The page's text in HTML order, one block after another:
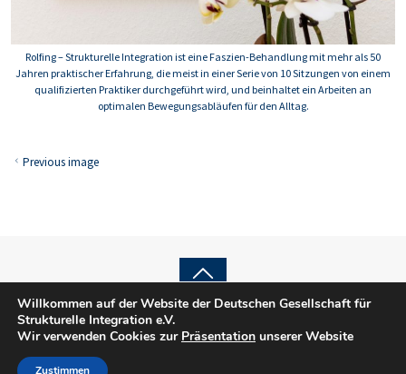
Rolfing – Strukturelle Integration ist eine Faszien-Behandlung mit mehr als 50
Jahren praktischer Erfahrung, die meist in einer Serie von 10 Sitzungen von einem
qualifizierten Praktiker durchgeführt wird, und beinhaltet ein Arbeiten an
optimalen Bewegungsabläufen für den Alltag.
Previous image
© 2025 DGSI e.V.
Datenschutz
Back
to
Willkommen auf der Website der Deutschen Gesellschaft für
Strukturelle Integration e.V.
Wir verwenden Cookies zur Präsentation unserer Website
Zustimmen